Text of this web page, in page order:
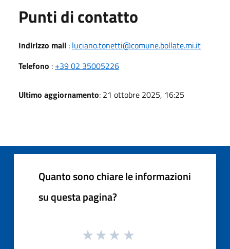
Punti di contatto
Indirizzo mail : luciano.tonetti@comune.bollate.mi.it
Telefono : +39 02 35005226
Ultimo aggiornamento: 21 ottobre 2025, 16:25
Quanto sono chiare le informazioni
su questa pagina?